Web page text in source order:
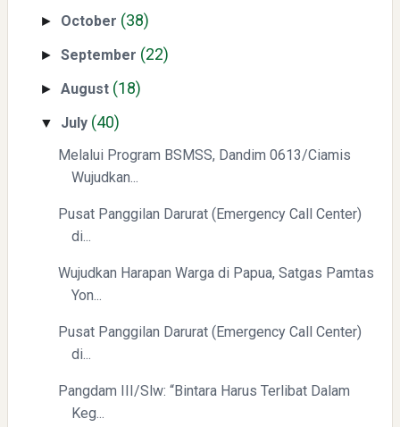
Yaqut Cholil Qoumas: Kisah Inspiratif di Balik Kasus Hukum
Mengenal Dampak Kenaikan Suku Bunga terhadap Bitcoin
(BTC) dan Ekonomi Global
Yaqut Cholil Qoumas: Kisah Inspiratif di Balik Kasus Hukum
► October (38)
►September (22)
►August (18)
▼ July (40)
Melalui Program BSMSS, Dandim 0613/Ciamis
Wujudkan...
Pusat Panggilan Darurat (Emergency Call Center)
di...
Wujudkan Harapan Warga di Papua, Satgas Pamtas
Yon...
Pusat Panggilan Darurat (Emergency Call Center)
di...
Pangdam III/Slw: “Bintara Harus Terlibat Dalam
Keg...